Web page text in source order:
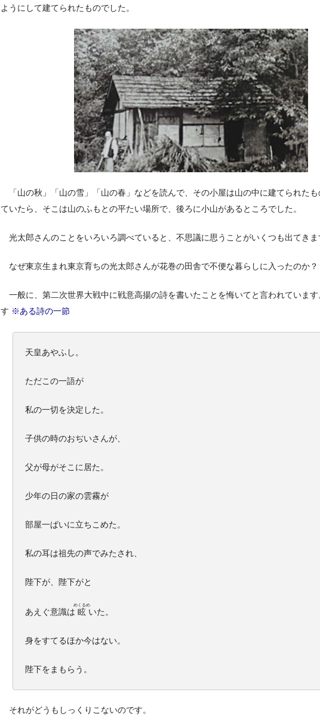
ようにして建てられたものでした。
「山の秋」「山の雪」「山の春」などを読んで、その小屋は山の中に建てられたも
ていたら、そこは山のふもとの平たい場所で、後ろに小山があるところでした。
光太郎さんのことをいろいろ調べていると、不思議に思うことがいくつも出てきま
なぜ東京生まれ東京育ちの光太郎さんが花巻の田舎で不便な暮らしに入ったのか？
一般に、第二次世界大戦中に戦意高揚の詩を書いたことを悔いてと言われていま
す ※ある詩の一節
天皇あやふし。
ただこの一語が
私の一切を決定した。
子供の時のおぢいさんが、
父が母がそこに居た。
少年の日の家の雲霧が
部屋一ぱいに立ちこめた。
私の耳は祖先の声でみたされ、
陛下が、陛下がと
あえぐ意識は 眩
めくるめ
いた。
身をすてるほか今はない。
陛下をまもらう。
それがどうもしっくりこないのです。